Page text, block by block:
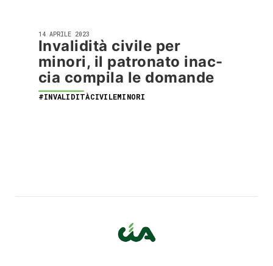
14 APRILE 2023
Invalidità civile per
minori, il patronato inac-
cia compila le domande
#INVALIDITÀCIVILEMINORI